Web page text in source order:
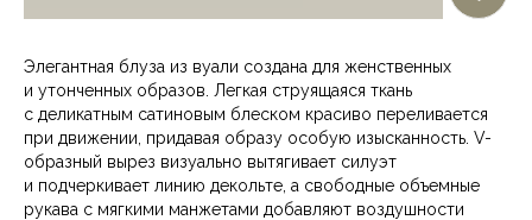
Элегантная блуза из вуали создана для женственных
и утонченных образов. Легкая струящаяся ткань
с деликатным сатиновым блеском красиво переливается
при движении, придавая образу особую изысканность. V-
образный вырез визуально вытягивает силуэт
и подчеркивает линию декольте, а свободные объемные
рукава с мягкими манжетами добавляют воздушности